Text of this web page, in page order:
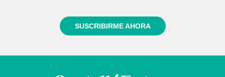
SUSCRIBIRME AHORA